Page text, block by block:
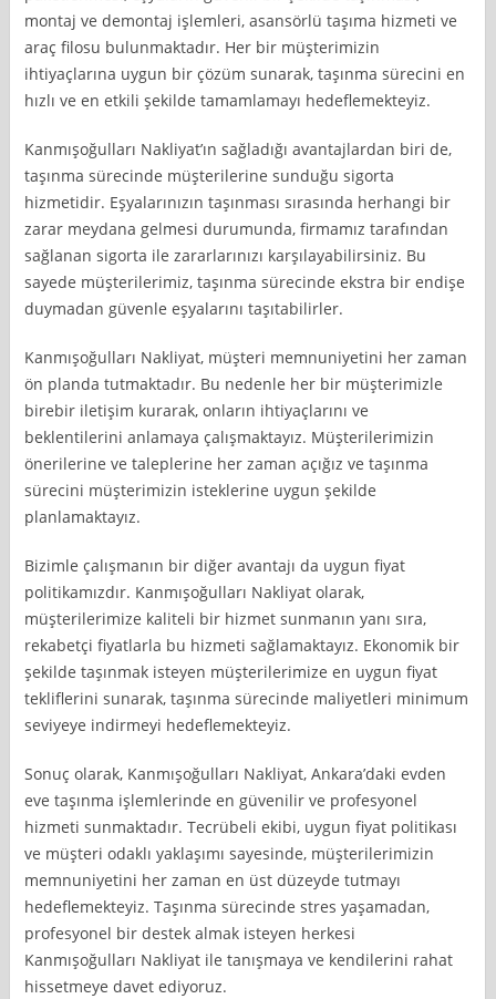
montaj ve demontaj işlemleri, asansörlü taşıma hizmeti ve
araç filosu bulunmaktadır. Her bir müşterimizin
ihtiyaçlarına uygun bir çözüm sunarak, taşınma sürecini en
hızlı ve en etkili şekilde tamamlamayı hedeflemekteyiz.
Kanmışoğulları Nakliyat’ın sağladığı avantajlardan biri de,
taşınma sürecinde müşterilerine sunduğu sigorta
hizmetidir. Eşyalarınızın taşınması sırasında herhangi bir
zarar meydana gelmesi durumunda, firmamız tarafından
sağlanan sigorta ile zararlarınızı karşılayabilirsiniz. Bu
sayede müşterilerimiz, taşınma sürecinde ekstra bir endişe
duymadan güvenle eşyalarını taşıtabilirler.
Kanmışoğulları Nakliyat, müşteri memnuniyetini her zaman
ön planda tutmaktadır. Bu nedenle her bir müşterimizle
birebir iletişim kurarak, onların ihtiyaçlarını ve
beklentilerini anlamaya çalışmaktayız. Müşterilerimizin
önerilerine ve taleplerine her zaman açığız ve taşınma
sürecini müşterimizin isteklerine uygun şekilde
planlamaktayız.
Bizimle çalışmanın bir diğer avantajı da uygun fiyat
politikamızdır. Kanmışoğulları Nakliyat olarak,
müşterilerimize kaliteli bir hizmet sunmanın yanı sıra,
rekabetçi fiyatlarla bu hizmeti sağlamaktayız. Ekonomik bir
şekilde taşınmak isteyen müşterilerimize en uygun fiyat
tekliflerini sunarak, taşınma sürecinde maliyetleri minimum
seviyeye indirmeyi hedeflemekteyiz.
Sonuç olarak, Kanmışoğulları Nakliyat, Ankara’daki evden
eve taşınma işlemlerinde en güvenilir ve profesyonel
hizmeti sunmaktadır. Tecrübeli ekibi, uygun fiyat politikası
ve müşteri odaklı yaklaşımı sayesinde, müşterilerimizin
memnuniyetini her zaman en üst düzeyde tutmayı
hedeflemekteyiz. Taşınma sürecinde stres yaşamadan,
profesyonel bir destek almak isteyen herkesi
Kanmışoğulları Nakliyat ile tanışmaya ve kendilerini rahat
hissetmeye davet ediyoruz.